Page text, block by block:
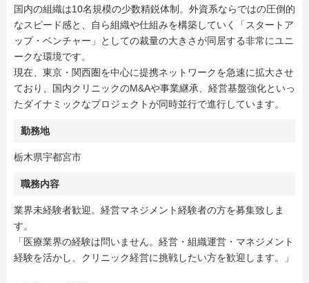
国内の組織は10名規模の少数精鋭体制。外資系ならではの圧倒的
なスピード感と、自ら組織や仕組みを構築していく「スタートア
ップ・ベンチャー」としての裁量の大きさが同居する非常にユニ
ークな環境です。
現在、東京・関西圏を中心に提携ネットワークを急速に拡大させ
ており、国内クリニックのM&Aや事業継承、経営基盤強化といっ
たダイナミックなプロジェクトが同時並行で進行しています。
勤務地
栃木県宇都宮市
職務内容
業界未経験者歓迎。経営マネジメント経験者の方を募集致しま
す。
「医療業界の経験は問いません。経営・組織運営・マネジメント
経験を活かし、クリニック経営に挑戦したい方を歓迎します。」